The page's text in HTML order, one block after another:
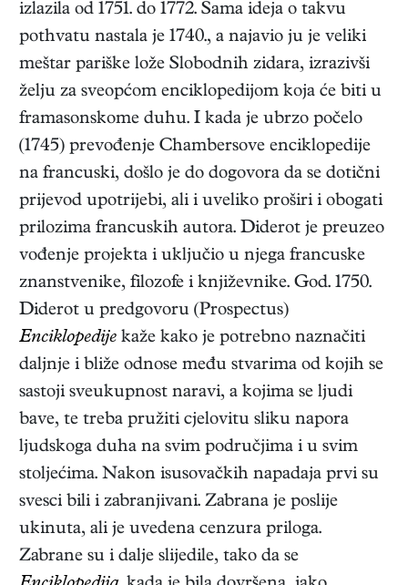
izlazila od 1751. do 1772. Sama ideja o takvu
pothvatu nastala je 1740., a najavio ju je veliki
meštar pariške lože Slobodnih zidara, izrazivši
želju za sveopćom enciklopedijom koja će biti u
framasonskome duhu. I kada je ubrzo počelo
(1745) prevođenje Chambersove enciklopedije
na francuski, došlo je do dogovora da se dotični
prijevod upotrijebi, ali i uveliko proširi i obogati
prilozima francuskih autora. Diderot je preuzeo
vođenje projekta i uključio u njega francuske
znanstvenike, filozofe i književnike. God. 1750.
Diderot u predgovoru (Prospectus)
Enciklopedije kaže kako je potrebno naznačiti
daljnje i bliže odnose među stvarima od kojih se
sastoji sveukupnost naravi, a kojima se ljudi
bave, te treba pružiti cjelovitu sliku napora
ljudskoga duha na svim područjima i u svim
stoljećima. Nakon isusovačkih napadaja prvi su
svesci bili i zabranjivani. Zabrana je poslije
ukinuta, ali je uvedena cenzura priloga.
Zabrane su i dalje slijedile, tako da se